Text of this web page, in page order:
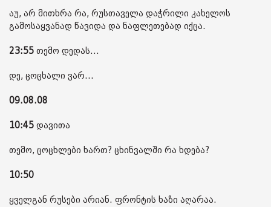
აუ, არ მითხრა რა, რუსთაველა დაჭრილი კახელოს
გამოსაყვანად წავიდა და ნაფლეთებად იქცა.
23:55 თემო დედას...
დე, ცოცხალი ვარ...
09.08.08
10:45 დავითა
თემო, ცოცხლები ხართ? ცხინვალში რა ხდება?
10:50
ყველგან რუსები არიან. ფრონტის ხაზი აღარაა.